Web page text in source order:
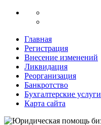
Главная
Регистрация
Внесение изменений
Ликвидация
Реорганизация
Банкротство
Бухгалтерские услуги
Карта сайта